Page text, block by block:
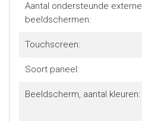
Aantal ondersteunde externe
beeldschermen:
Touchscreen:
Soort paneel:
Beeldscherm, aantal kleuren: